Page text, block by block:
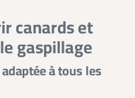
canards et
gaspillage
à tous les